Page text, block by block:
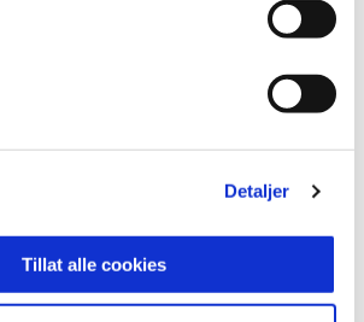
Detaljer
Tillat alle cookies